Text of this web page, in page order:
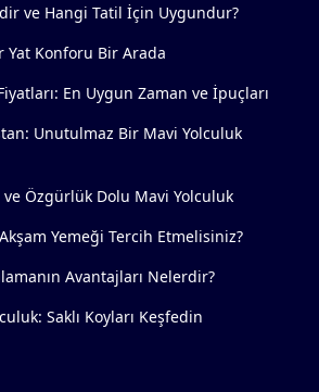
ve Hangi Tatil İçin Uygundur?
Konforu Bir Arada
En Uygun Zaman ve İpuçları
Unutulmaz Bir Mavi Yolculuk
Özgürlük Dolu Mavi Yolculuk
Yemeği Tercih Etmelisiniz?
Avantajları Nelerdir?
Saklı Koyları Keşfedin